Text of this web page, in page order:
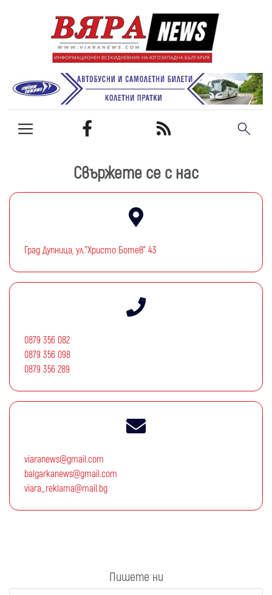
Свържете се с нас
Град Дупница, ул.''Христо Ботев" 43
0879 356 082
0879 356 098
0879 356 289
viaranews@gmail.com
balgarkanews@gmail.com
viara_reklama@mail.bg
Пишете ни